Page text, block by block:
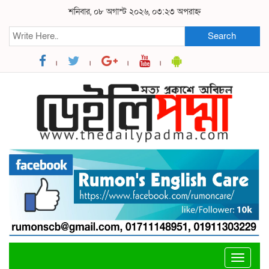
শনিবার, ০৮ অগাস্ট ২০২৬, ০৩:২৩ অপরাহ্ন
Search
Toggle